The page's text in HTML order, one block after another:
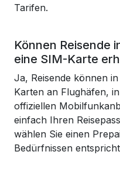
Tarifen.
Können Reisende
eine SIM-Karte
Ja, Reisende können
Karten an Flughäfen,
offiziellen
einfach Ihren
wählen Sie einen
Bedürfnissen